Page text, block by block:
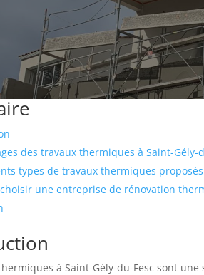
des travaux thermiques à Saint-Gély-
types de travaux thermiques proposés
une entreprise de rénovation
à Saint-Gély-du-Fesc sont